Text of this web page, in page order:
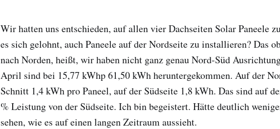
Wir hatten uns entschieden, auf allen vier Dachseiten Solar Paneele
es sich gelohnt, auch Paneele auf der Nordseite zu installieren? Das
nach Norden, heißt, wir haben nicht ganz genau Nord-Süd
April sind bei 15,77 kWhp 61,50 kWh heruntergekommen. Auf der
Schnitt 1,4 kWh pro Paneel, auf der Südseite 1,8 kWh. Das sind auf
% Leistung von der Südseite. Ich bin begeistert. Hätte deutlich
sehen, wie es auf einen langen Zeitraum aussieht.